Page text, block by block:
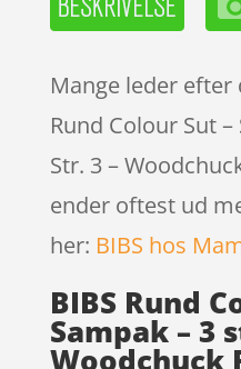
Mange leder efter
Rund Colour Sut
Str. 3 –
ender oftest ud
her: BIBS hos
BIBS Rund
Sampak – 3
Woodchuck